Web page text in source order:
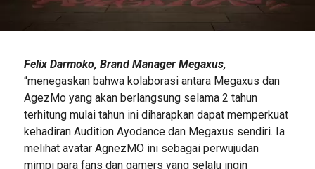
Felix Darmoko, Brand Manager Megaxus,
“menegaskan bahwa kolaborasi antara Megaxus dan
AgezMo yang akan berlangsung selama 2 tahun
terhitung mulai tahun ini diharapkan dapat memperkuat
kehadiran Audition Ayodance dan Megaxus sendiri. Ia
melihat avatar AgnezMO ini sebagai perwujudan
mimpi para fans dan gamers yang selalu ingin